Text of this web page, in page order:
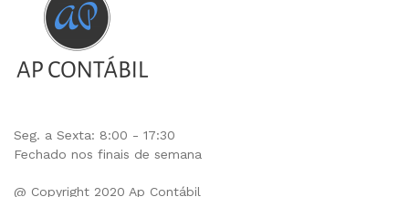
Seg. a Sexta: 8:00 - 17:30
Fechado nos finais de semana
@ Copyright 2020 Ap Contábil